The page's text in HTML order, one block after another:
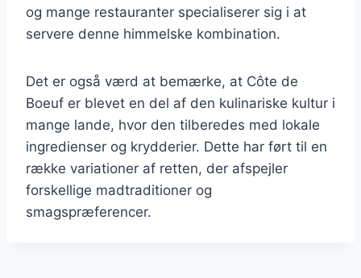
og mange restauranter specialiserer sig i at
servere denne himmelske kombination.
Det er også værd at bemærke, at Côte de
Boeuf er blevet en del af den kulinariske kultur i
mange lande, hvor den tilberedes med lokale
ingredienser og krydderier. Dette har ført til en
række variationer af retten, der afspejler
forskellige madtraditioner og
smagspræferencer.